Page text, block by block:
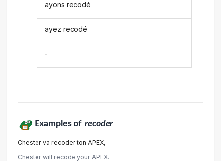
ayons recodé
ayez recodé
-
Examples of recoder
Chester va recoder ton APEX,
Chester will recode your APEX.